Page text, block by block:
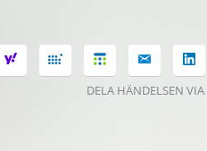
DELA HÄNDELSEN VIA